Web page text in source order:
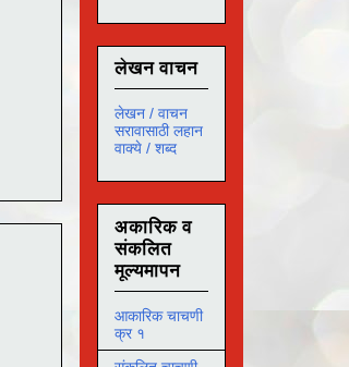
लेखन वाचन
लेखन / वाचन
सरावासाठी लहान
वाक्ये / शब्द
अकारिक व
संकलित
मूल्यमापन
आकारिक चाचणी
क्र १